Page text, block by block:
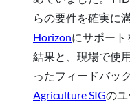
らの要件を確実に
Horizonにサポート
結果と、現場で使
ったフィードバッ
Agriculture SIGの